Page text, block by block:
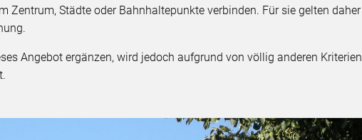
Zentrum, Städte oder Bahnhaltepunkte verbinden. Für sie gelten daher
Angebot ergänzen, wird jedoch aufgrund von völlig anderen Kriterien